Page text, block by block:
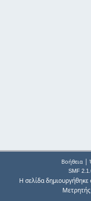
Βοήθεια|
SMF
Η σελίδα